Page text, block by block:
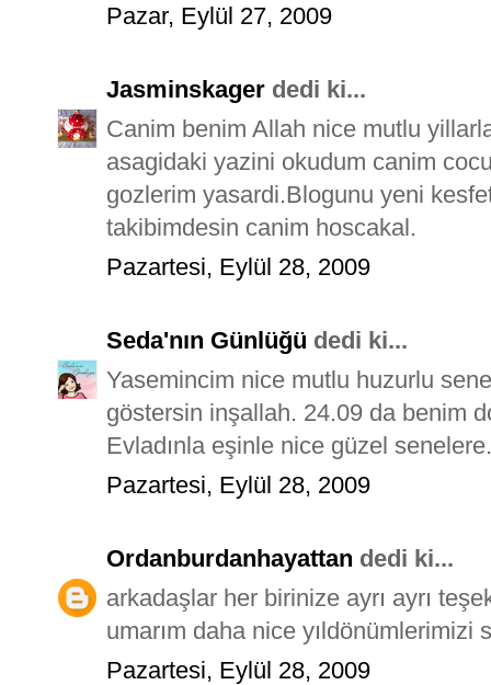
Pazar, Eylül 27, 2009
Jasminskager dedi ki...
Canim benim Allah nice mutlu
asagidaki yazini okudum canim
gozlerim yasardi.Blogunu yeni
takibimdesin canim hoscakal.
Pazartesi, Eylül 28, 2009
Seda'nın Günlüğü dedi ki...
Yasemincim nice mutlu huzurlu
göstersin inşallah. 24.09 da benim
Evladınla eşinle nice güzel
Pazartesi, Eylül 28, 2009
Ordanburdanhayattan dedi ki...
arkadaşlar her birinize ayrı ayrı
umarım daha nice
Pazartesi, Eylül 28, 2009